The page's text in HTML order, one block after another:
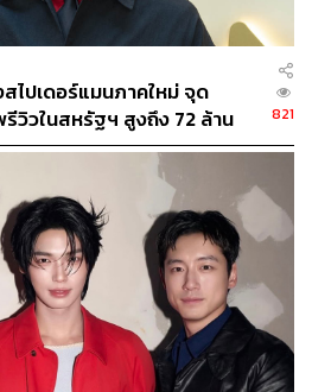
ไปเดอร์แมนภาคใหม่ จุด
วิวในสหรัฐฯ สูงถึง 72 ล้าน
821